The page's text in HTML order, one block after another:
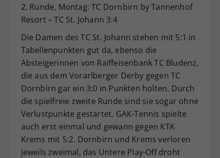
2. Runde, Montag: TC Dornbirn by Tannenhof
Resort – TC St. Johann 3:4
Die Damen des TC St. Johann stehen mit 5:1 in
Tabellenpunkten gut da, ebenso die
Absteigerinnen von Raiffeisenbank TC Bludenz,
die aus dem Vorarlberger Derby gegen TC
Dornbirn gar ein 3:0 in Punkten holten. Durch
die spielfreie zweite Runde sind sie sogar ohne
Verlustpunkte gestartet. GAK-Tennis spielte
auch erst einmal und gewann gegen KTK
Krems mit 5:2. Dornbirn und Krems verloren
jeweils zweimal, das Untere Play-Off droht